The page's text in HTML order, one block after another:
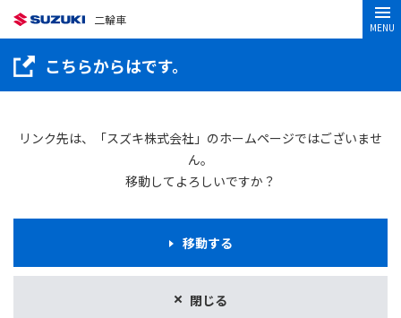
二輪車
MENU
こちらからはです。
リンク先は、「スズキ株式会社」のホームページではございませ
ん。
移動してよろしいですか？
閉じる
移動する